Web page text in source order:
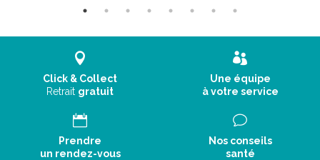
Click & Collect
Retrait gratuit
Une équipe
à votre service
Prendre
un rendez-vous
Nos conseils
santé